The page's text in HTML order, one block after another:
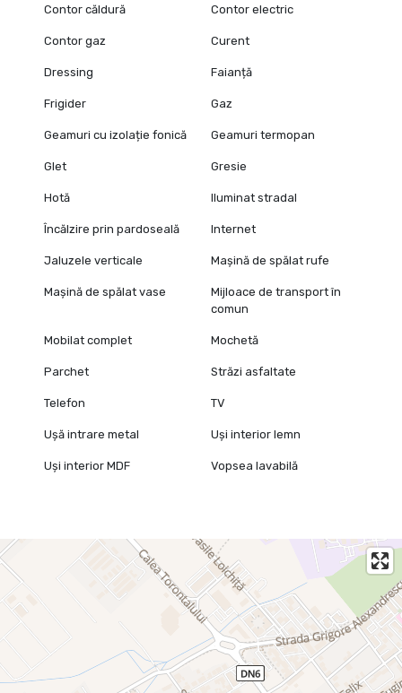
Contor căldură Contor electric
Contor gaz Curent
Dressing Faianță
Frigider Gaz
Geamuri cu izolație fonică Geamuri termopan
Glet Gresie
Hotă Iluminat stradal
Încălzire prin pardoseală Internet
Jaluzele verticale Mașină de spălat rufe
Mașină de spălat vase
Mijloace de transport în
comun
Mobilat complet Mochetă
Parchet Străzi asfaltate
Telefon TV
Ușă intrare metal Uși interior lemn
Uși interior MDF Vopsea lavabilă